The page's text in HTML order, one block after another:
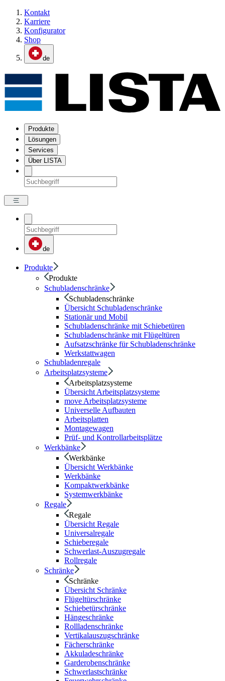
Kontakt
Karriere
Konfigurator
Shop
de
Produkte
Lösungen
Services
Über LISTA
de
Produkte
Produkte
Schubladenschränke
Schubladenschränke
Übersicht Schubladenschränke
Stationär und Mobil
Schubladenschränke mit Schiebetüren
Schubladenschränke mit Flügeltüren
Aufsatzschränke für Schubladenschränke
Werkstattwagen
Schubladenregale
Arbeitsplatzsysteme
Arbeitsplatzsysteme
Übersicht Arbeitsplatzsysteme
move Arbeitsplatzsysteme
Universelle Aufbauten
Arbeitsplatten
Montagewagen
Prüf- und Kontrollarbeitsplätze
Werkbänke
Werkbänke
Übersicht Werkbänke
Werkbänke
Kompaktwerkbänke
Systemwerkbänke
Regale
Regale
Übersicht Regale
Universalregale
Schieberegale
Schwerlast-Auszugregale
Rollregale
Schränke
Schränke
Übersicht Schränke
Flügeltürschränke
Schiebetürschränke
Hängeschränke
Rollladenschränke
Vertikalauszugschränke
Fächerschränke
Akkuladeschränke
Garderobenschränke
Schwerlastschränke